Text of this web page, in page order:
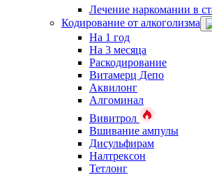
Лечение наркомании в
Кодирование от алкоголизма
На 1 год
На 3 месяца
Раскодирование
Витамерц Депо
Аквилонг
Алгоминал
Вивитрол
Вшивание ампулы
Дисульфирам
Налтрексон
Тетлонг